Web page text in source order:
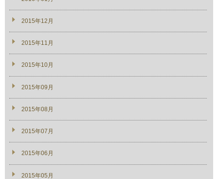
2015年12月
2015年11月
2015年10月
2015年09月
2015年08月
2015年07月
2015年06月
2015年05月